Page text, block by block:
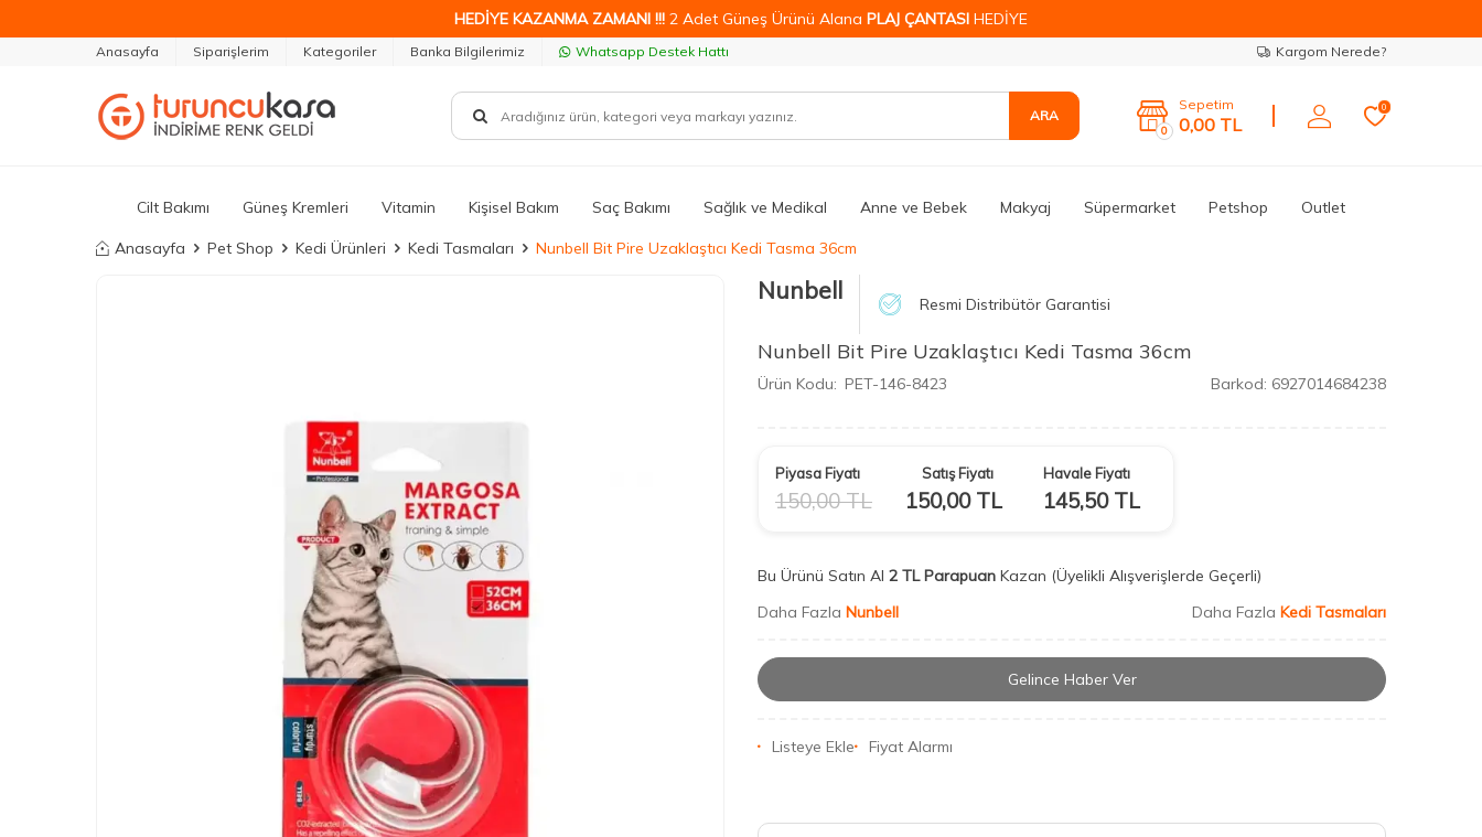
HEDİYE KAZANMA ZAMANI !!! 2 Adet Güneş Ürünü Alana PLAJ ÇANTASI HEDİYE
Anasayfa Siparişlerim Kategoriler Banka Bilgilerimiz Whatsapp Destek Hattı Kargom Nerede?
ARA
0
Sepetim
0,00 TL
0
Cilt Bakımı Güneş Kremleri Vitamin Kişisel Bakım Saç Bakımı Sağlık ve Medikal Anne ve Bebek Makyaj Süpermarket Petshop Outlet
Anasayfa Pet Shop Kedi Ürünleri Kedi Tasmaları Nunbell Bit Pire Uzaklaştıcı Kedi Tasma 36cm
Nunbell Resmi Distribütör Garantisi
Nunbell Bit Pire Uzaklaştıcı Kedi Tasma 36cm
Ürün Kodu: PET-146-8423 Barkod: 6927014684238
Piyasa Fiyatı
150,00TL
Satış Fiyatı
150,00TL
Havale Fiyatı
145,50TL
Bu Ürünü Satın Al 2 TL Parapuan Kazan (Üyelikli Alışverişlerde Geçerli)
Daha Fazla Nunbell Daha Fazla Kedi Tasmaları
Gelince Haber Ver
Listeye Ekle Fiyat Alarmı